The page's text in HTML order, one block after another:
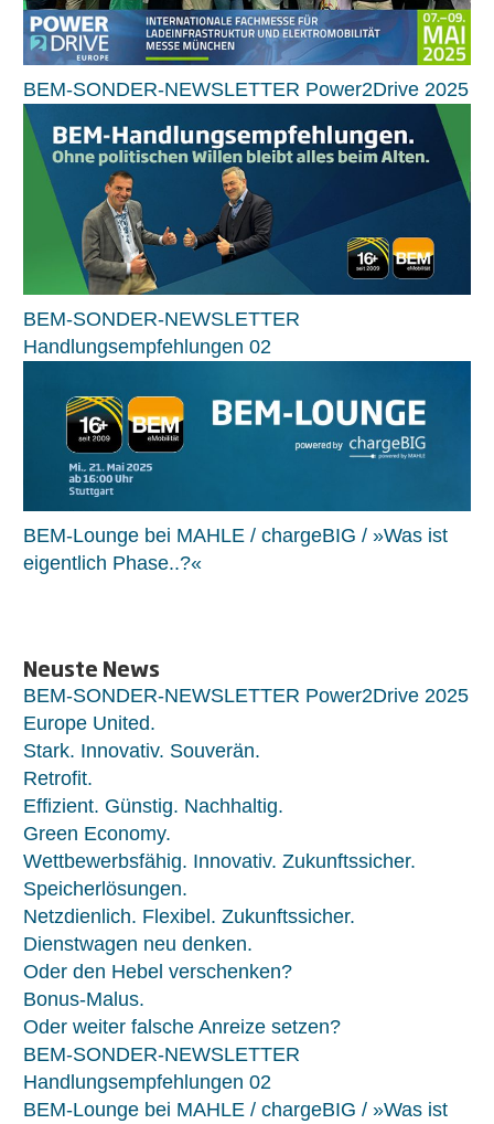
BEM-SONDER-NEWSLETTER Power2Drive 2025
BEM-SONDER-NEWSLETTER
Handlungsempfehlungen 02
BEM-Lounge bei MAHLE / chargeBIG / »Was ist
eigentlich Phase..?«
Neuste News
BEM-SONDER-NEWSLETTER Power2Drive 2025
Europe United.
Stark. Innovativ. Souverän.
Retrofit.
Effizient. Günstig. Nachhaltig.
Green Economy.
Wettbewerbsfähig. Innovativ. Zukunftssicher.
Speicherlösungen.
Netzdienlich. Flexibel. Zukunftssicher.
Dienstwagen neu denken.
Oder den Hebel verschenken?
Bonus-Malus.
Oder weiter falsche Anreize setzen?
BEM-SONDER-NEWSLETTER
Handlungsempfehlungen 02
BEM-Lounge bei MAHLE / chargeBIG / »Was ist